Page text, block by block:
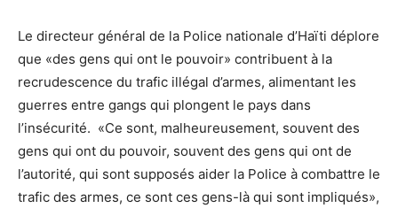
Le directeur général de la Police nationale d’Haïti déplore
que «des gens qui ont le pouvoir» contribuent à la
recrudescence du trafic illégal d’armes, alimentant les
guerres entre gangs qui plongent le pays dans
l’insécurité. «Ce sont, malheureusement, souvent des
gens qui ont du pouvoir, souvent des gens qui ont de
l’autorité, qui sont supposés aider la Police à combattre le
trafic des armes, ce sont ces gens-là qui sont impliqués»,